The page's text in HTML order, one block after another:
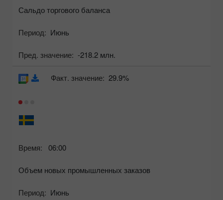
Сальдо торгового баланса
Период: Июнь
Пред. значение: -218.2 млн.
Время: 06:00
Объем новых промышленных заказов
Период: Июнь
Факт. значение: 29.9%